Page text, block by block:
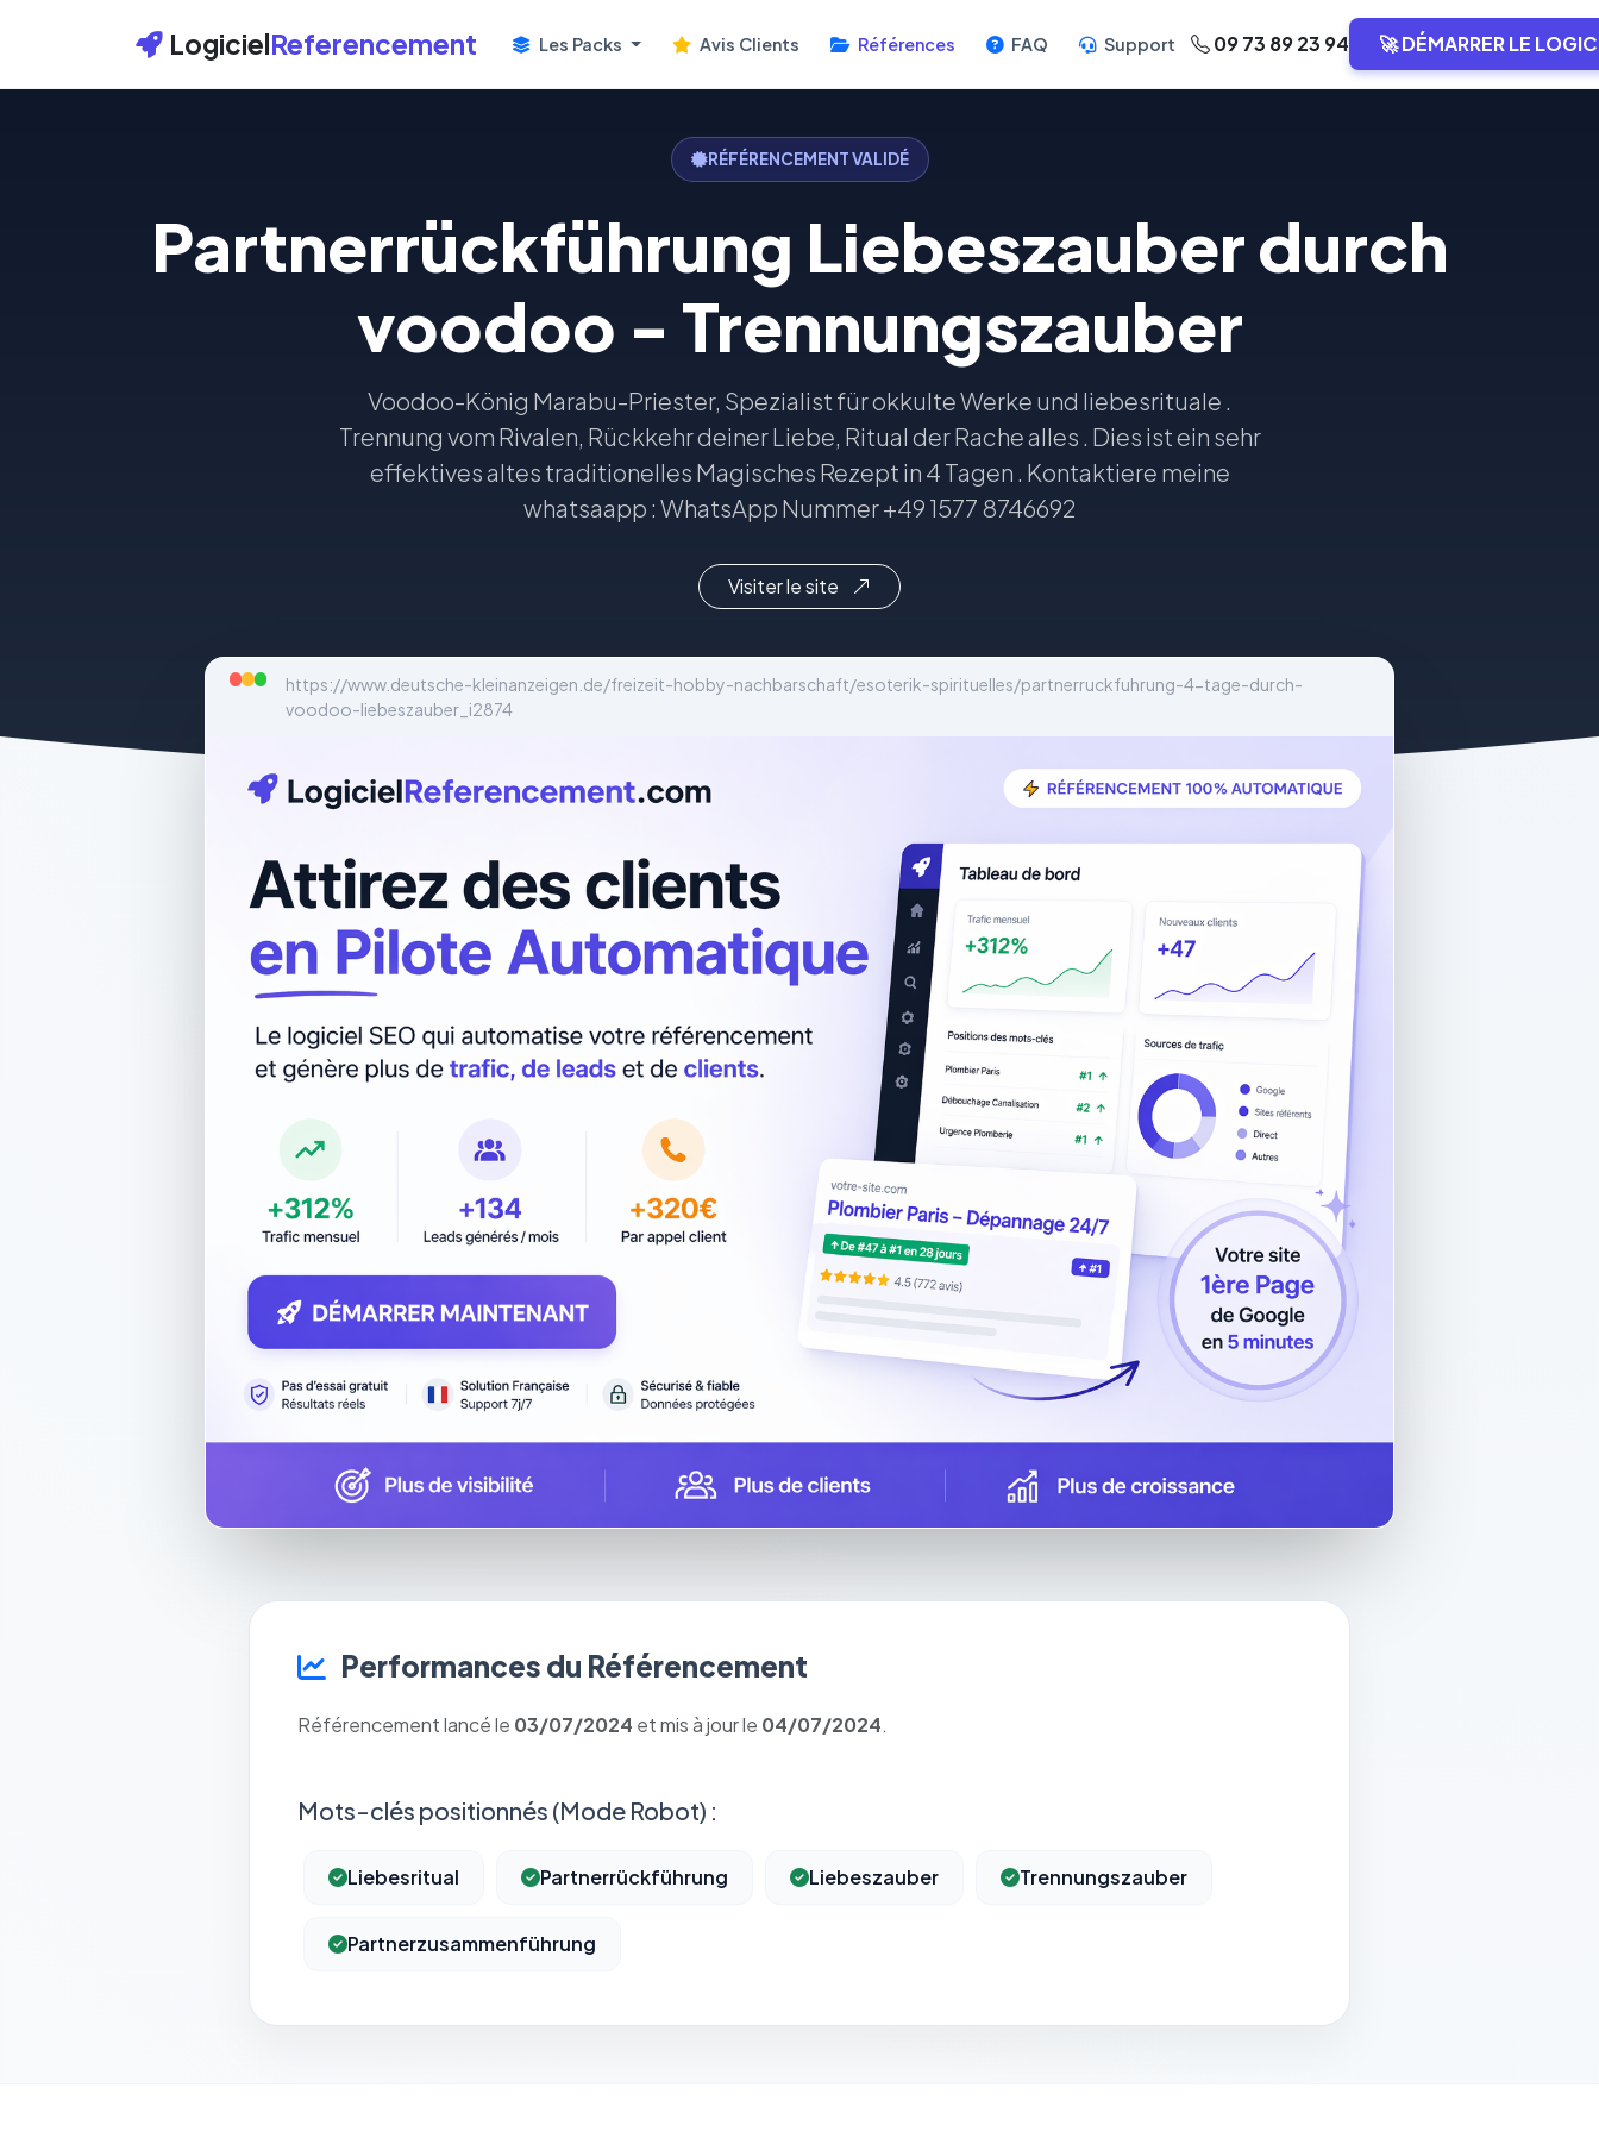
LogicielReferencement Les Packs Avis Clients Références FAQ Support 09 73 89 23 94 🚀 DÉMARRER LE
RÉFÉRENCEMENT VALIDÉ
Partnerrückführung Liebeszauber durch
voodoo - Trennungszauber
Voodoo-König Marabu-Priester, Spezialist für okkulte Werke und liebesrituale .
Trennung vom Rivalen, Rückkehr deiner Liebe, Ritual der Rache alles . Dies ist ein sehr
effektives altes traditionelles Magisches Rezept in 4 Tagen . Kontaktiere meine
whatsaapp : WhatsApp Nummer +49 1577 8746692
Visiter le site
https://www.deutsche-kleinanzeigen.de/freizeit-hobby-nachbarschaft/esoterik-spirituelles/partnerruckfuhrung-4-tage-durch-
voodoo-liebeszauber_i2874
Performances du Référencement
Référencement lancé le 03/07/2024 et mis à jour le 04/07/2024.
Mots-clés positionnés (Mode Robot) :
Liebesritual Partnerrückführung Liebeszauber Trennungszauber
Partnerzusammenführung